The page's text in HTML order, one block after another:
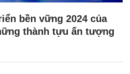
bền vững 2024 của
thành tựu ấn tượng